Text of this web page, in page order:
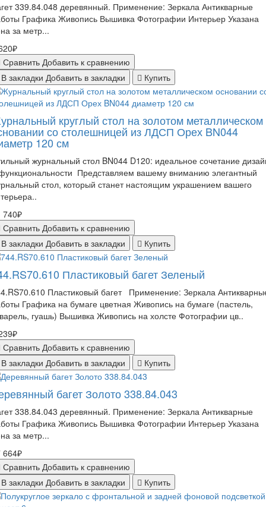
339.84.048 деревянный. Применение: Зеркала Антикварные
Графика Живопись Вышивка Фотографии Интерьер Указана
за метр...
Сравнить Добавить к сравнению
закладки Добавить в закладки Купить
круглый стол на золотом металлическом
со столешницей из ЛДСП Орех BN044
120 см
журнальный стол BN044 D120: идеальное сочетание
Представляем вашему вниманию элегантный
стол, который станет настоящим украшением вашего
740₽
Сравнить Добавить к сравнению
закладки Добавить в закладки Купить
Пластиковый багет Зеленый
Пластиковый багет Применение: Зеркала
Графика на бумаге цветная Живопись на бумаге (пастель,
гуашь) Вышивка Живопись на холсте Фотографии цв..
Сравнить Добавить к сравнению
закладки Добавить в закладки Купить
багет Золото 338.84.043
338.84.043 деревянный. Применение: Зеркала Антикварные
Графика Живопись Вышивка Фотографии Интерьер Указана
за метр...
664₽
Сравнить Добавить к сравнению
закладки Добавить в закладки Купить